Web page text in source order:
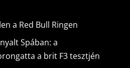
a Red Bull Ringen
Spában: a
a brit F3 tesztjén